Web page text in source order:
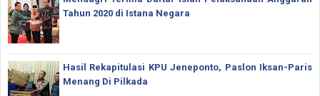
Tahun 2020 di Istana Negara
Hasil Rekapitulasi KPU Jeneponto, Paslon Iksan-Paris
Menang Di Pilkada